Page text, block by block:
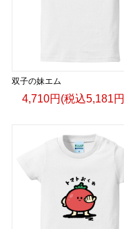
双子の妹エム
4,710円(税込5,181